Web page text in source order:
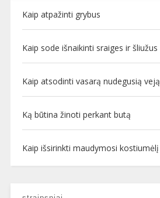
Kaip atpažinti grybus
Kaip sode išnaikinti sraiges ir šliužus
Kaip atsodinti vasarą nudegusią veją
Ką būtina žinoti perkant butą
Kaip išsirinkti maudymosi kostiumėlį